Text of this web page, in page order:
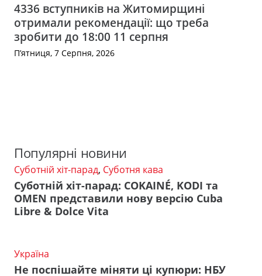
4336 вступників на Житомирщині
отримали рекомендації: що треба
зробити до 18:00 11 серпня
П’ятниця, 7 Серпня, 2026
Популярні новини
Суботній хіт-парад, Суботня кава
Суботній хіт-парад: COKAINÉ, KODI та
OMEN представили нову версію Cuba
Libre & Dolce Vita
Україна
Не поспішайте міняти ці купюри: НБУ